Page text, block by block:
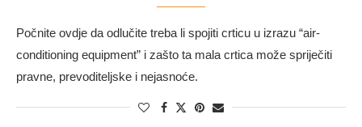
Počnite ovdje da odlučite treba li spojiti crticu u izrazu “air-
conditioning equipment” i zašto ta mala crtica može spriječiti
pravne, prevoditeljske i nejasnoće.